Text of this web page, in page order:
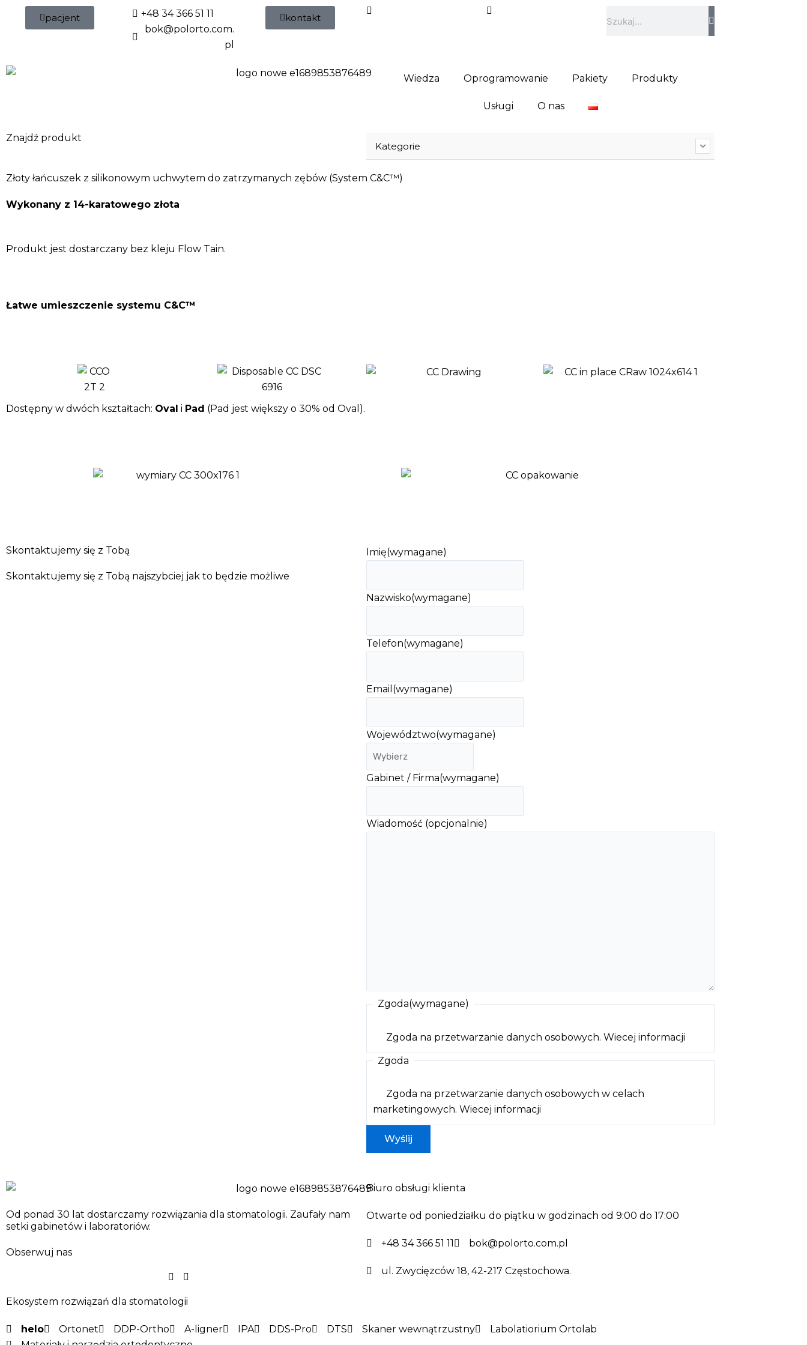
Przejdź
pacjent
+48 34 366 51 11
bok@polorto.com.
pl
kontakt
Wiedza Oprogramowanie Pakiety Produkty
Usługi O nas
Znajdź produkt
Kategorie
Złoty łańcuszek z silikonowym uchwytem do zatrzymanych zębów (System C&C™)
Wykonany z 14-karatowego złota
Produkt jest dostarczany bez kleju Flow Tain.
Łatwe umieszczenie systemu C&C™
Dostępny w dwóch kształtach: Oval i Pad (Pad jest większy o 30% od Oval).
Skontaktujemy się z Tobą
Skontaktujemy się z Tobą najszybciej jak to będzie możliwe
Imię(wymagane)
Nazwisko(wymagane)
Telefon(wymagane)
Email (wymagane)
Województwo(wymagane)
Gabinet / Firma(wymagane)
Wiadomość (opcjonalnie)
Zgoda(wymagane)
Zgoda na przetwarzanie danych osobowych. Wiecej informacji
Zgoda
Zgoda na przetwarzanie danych osobowych w celach
marketingowych. Wiecej informacji
Od ponad 30 lat dostarczamy rozwiązania dla stomatologii. Zaufały nam
setki gabinetów i laboratoriów.
Obserwuj nas
Biuro obsługi klienta
Otwarte od poniedziałku do piątku w godzinach od 9:00 do 17:00
+48 34 366 51 11 bok@polorto.com.pl
ul. Zwycięzców 18, 42-217 Częstochowa.
Ekosystem rozwiązań dla stomatologii
helo Ortonet DDP-Ortho A-ligner IPA DDS-Pro DTS Skaner wewnątrzustny
Labolatiorium Ortolab